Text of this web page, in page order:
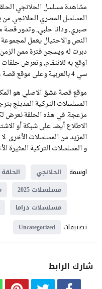
المسلسل المصري الحلانجي
صبري, ودانا حلبي, وتدور
النص والاحتيال يعمل
دبرت له ويسجن فترة ممن
سي 4 بالعربية وعلى موقع قصة عشق بسيرفرات متنوعة.
موقع قصة عشق الاصلي هو
المسلسلات التركية المدبلج
الاطلاع أيضا على شبكة أو
المزيد من المسلسلات
و المسلسلات التركية المثيرة
اوسمة
الحلانجي الحلقة
مسلسلات 2025
مسلسلات دراما
تصنيفات Uncategorized
شارك الرابط